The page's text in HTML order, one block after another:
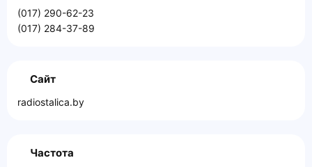
(017) 290-62-23
(017) 284-37-89
Сайт
radiostalica.by
Частота